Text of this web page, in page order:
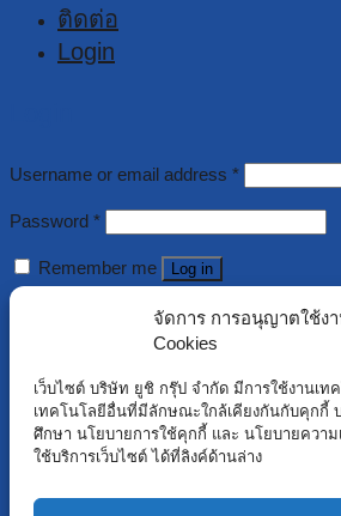
จัดการ การอนุญาตใช้ง
Cookies
เว็บไซต์ บริษัท ยูชิ กรุ๊ป จำกัด มีการใช้งานเท
เทคโนโลยีอื่นที่มีลักษณะใกล้เคียงกันกับคุกกี้ บ
ศึกษา นโยบายการใช้คุกกี้ และ นโยบายควา
ใช้บริการเว็บไซต์ ได้ที่ลิงค์ด้านล่าง
ติดต่อ
Login
Username or email address *
Password *
Remember me Log in
Lost your password?
Register
Username*